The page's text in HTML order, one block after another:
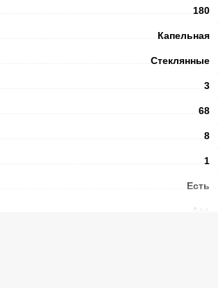
180
Капельная
Стеклянные
3
68
8
1
Есть
A++